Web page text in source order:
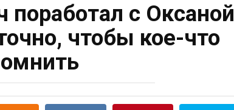
с Оксаной
чтобы кое-что